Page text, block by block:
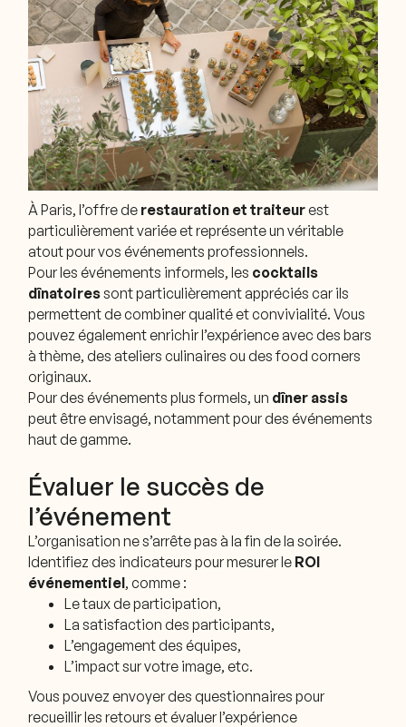
À Paris, l’offre de restauration et traiteurest
particulièrement variée et représente un véritable
atout pour vos événements professionnels.
Pour les événements informels, les cocktails
dînatoiressont particulièrement appréciés car ils
permettent de combiner qualité et convivialité. Vous
pouvez également enrichir l’expérience avec des bars
à thème, des ateliers culinaires ou des food corners
originaux.
Pour des événements plus formels, un dîner assis
peut être envisagé, notamment pour des événements
haut de gamme.
Évaluer le succès de
l’événement
L’organisation ne s’arrête pas à la fin de la soirée.
Identifiez des indicateurs pour mesurer le ROI
événementiel, comme :
Le taux de participation,
La satisfaction des participants,
L’engagement des équipes,
L’impact sur votre image, etc.
Vous pouvez envoyer des questionnaires pour
recueillir les retours et évaluer l’expérience